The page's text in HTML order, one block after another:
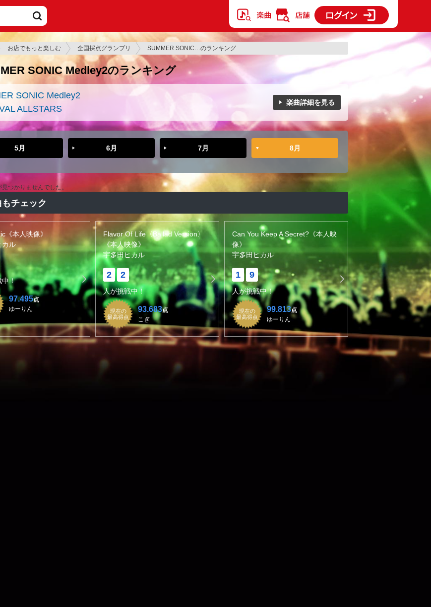
お店でもっと楽しむ 全国採点グランプリ SUMMER SONIC…のランキング
SONIC Medley2のランキング
SONIC Medley2
ALLSTARS
楽曲詳細を見る
5月 6月 7月 8月
つかりませんでした。
もチェック
《本人映像》
カル
中！
97.495点
ゆーりん
Flavor Of Life〈Ballad Version〉
《本人映像》
宇多田ヒカル
2 2
人が挑戦中！
現在の
最高得点
93.683点
こぎ
Can You Keep A Secret?《本人映
像》
宇多田ヒカル
1 9
人が挑戦中！
現在の
最高得点
99.813点
ゆーりん